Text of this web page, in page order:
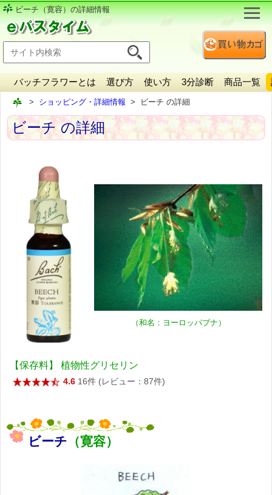
ビーチ（寛容）の詳細情報
バッチフラワーとは 選び方 使い方 3分診断 商品一覧
ショッピング・詳細情報 ビーチ の詳細
ビーチ の詳細
（和名：ヨーロッパブナ）
【保存料】 植物性グリセリン
4.6 16件 (レビュー：87件)
ビーチ （寛容）